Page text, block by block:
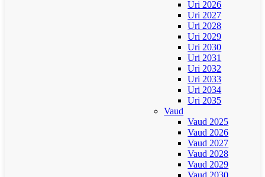
Uri 2026
Uri 2027
Uri 2028
Uri 2029
Uri 2030
Uri 2031
Uri 2032
Uri 2033
Uri 2034
Uri 2035
Vaud
Vaud 2025
Vaud 2026
Vaud 2027
Vaud 2028
Vaud 2029
Vaud 2030